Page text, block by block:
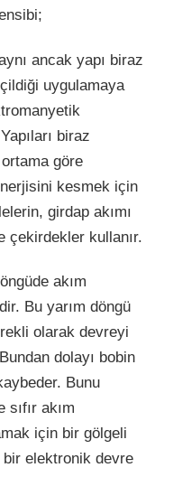
ancak yapı biraz
uygulamaya
biraz
ortama göre
kesmek için
girdap akımı
çekirdekler kullanır.
akım
Bu yarım döngü
olarak devreyi
dolayı bobin
Bunu
akım
için bir gölgeli
elektronik devre